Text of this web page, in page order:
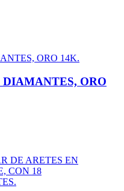
DIAMANTES, ORO